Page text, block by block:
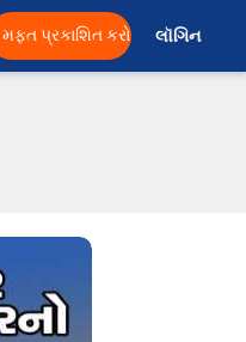
મફત પ્રકાશિત કરો લૉગિન